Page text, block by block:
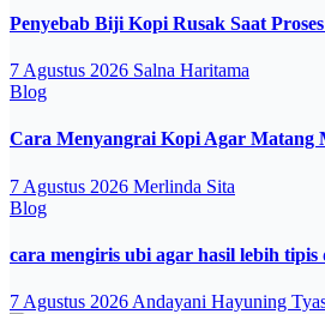
Penyebab Biji Kopi Rusak Saat
7 Agustus 2026 Salna Haritama
Blog
Cara Menyangrai Kopi Agar Matang
7 Agustus 2026 Merlinda Sita
Blog
cara mengiris ubi agar hasil lebih tipis
7 Agustus 2026 Andayani Hayuning